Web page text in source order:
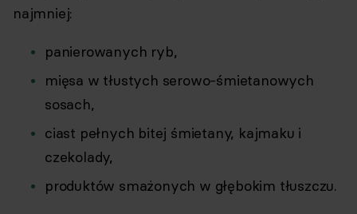
najmniej:
panierowanych ryb,
mięsa w tłustych serowo-śmietanowych
sosach,
ciast pełnych bitej śmietany, kajmaku i
czekolady,
produktów smażonych w głębokim tłuszczu.